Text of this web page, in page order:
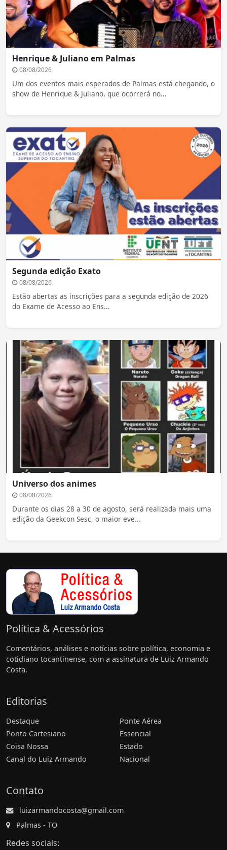
Henrique & Juliano em Palmas
08/08/2026
Um dos eventos mais esperados de Palmas está chegando, o
show de Henrique & Juliano, que ocorrerá no...
Segunda edição Exato
08/08/2026
Estão abertas as inscrições para a segunda edição de 2026
do Exame de Acesso ao Ens...
Universo dos animes
08/08/2026
Durante os dias 28 a 30 de agosto, será realizada mais uma
edição da Geekcon Sesc, o maior eve...
Política & Acessórios
Comentários, análises e notícias sobre política, economia e
cotidiano tocantinense, com a assinatura de Luiz Armando
Costa.
Editorias
Destaque
Ponto Cartesiano
Coisa Nossa
Canal do Luiz Armando
Ponte Aérea
Essencial
Estado
Nacional
Contato
luizarmandocosta@gmail.com
Palmas - TO
Redes sociais: